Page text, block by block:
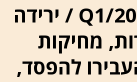
ניסאן Q1/2026 / ירידה
מחיקות
להפסד,